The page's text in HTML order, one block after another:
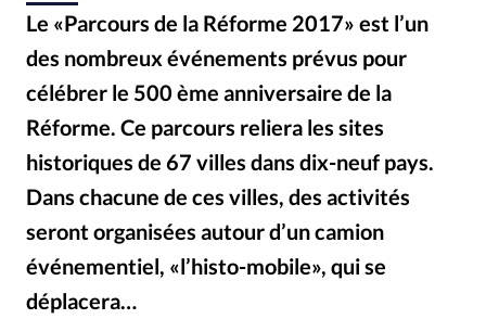
Devise: CHF
RUBRIQUES
Toute l'actualité
Eglises
Histoire Laicité
Liberté religieuse
Mission
Monde People Politique
Religions
Société
Le «Parcours de la Réforme 2017» est l’un
des nombreux événements prévus pour
célébrer le 500 ème anniversaire de la
Réforme. Ce parcours reliera les sites
historiques de 67 villes dans dix-neuf pays.
Dans chacune de ces villes, des activités
seront organisées autour d’un camion
événementiel, «l’histo-mobile», qui se
déplacera…